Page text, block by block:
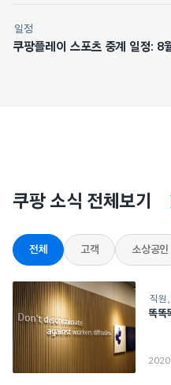
일정
쿠팡플레이 스포츠 중계 일정: 8
쿠팡 소식 전체보기
전체 고객 소상공인
직원
똑똑
2020.